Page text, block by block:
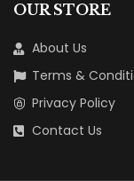
OUR STORE
About Us
Terms &
Privacy Policy
Contact Us